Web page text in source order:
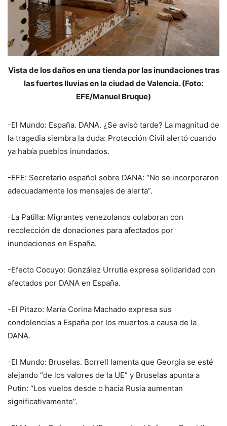
Vista de los daños en una tienda por las inundaciones tras
las fuertes lluvias en la ciudad de Valencia. (Foto:
EFE/Manuel Bruque)
-El Mundo: España. DANA. ¿Se avisó tarde? La magnitud de
la tragedia siembra la duda: Protección Civil alertó cuando
ya había pueblos inundados.
-EFE: Secretario español sobre DANA: “No se incorporaron
adecuadamente los mensajes de alerta”.
-La Patilla: Migrantes venezolanos colaboran con
recolección de donaciones para afectados por
inundaciones en España.
-Efecto Cocuyo: González Urrutia expresa solidaridad con
afectados por DANA en España.
-El Pitazo: María Corina Machado expresa sus
condolencias a España por los muertos a causa de la
DANA.
-El Mundo: Bruselas. Borrell lamenta que Georgia se esté
alejando “de los valores de la UE” y Bruselas apunta a
Putin: “Los vuelos desde o hacia Rusia aumentan
significativamente”.